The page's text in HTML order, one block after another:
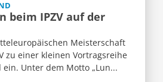
beim IPZV auf der
Meisterschaft
zu einer kleinen Vortragsreihe
Unter dem Motto „Lun...